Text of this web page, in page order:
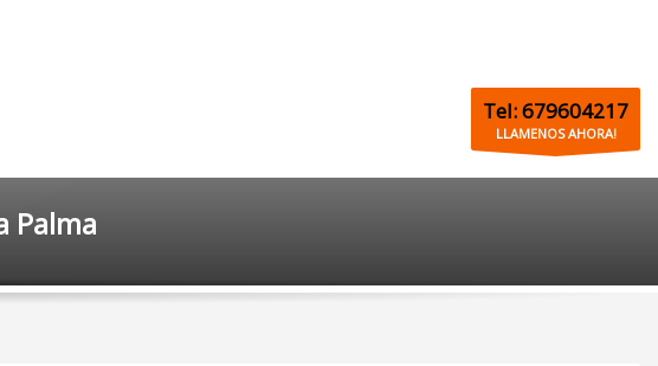
Tel: 679604217
LLAMENOS AHORA!
Palma